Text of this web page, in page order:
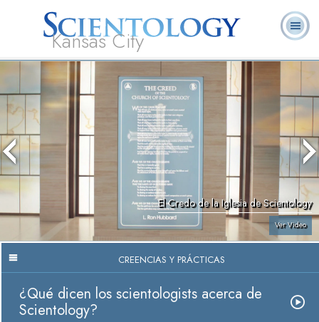
Kansas City
Acerca de
L. Ronald
Hubbard
Scientology?
Preguntas
Frecuentes
El Credo de la Iglesia de Scientology
Ver Video
CREENCIAS Y PRÁCTICAS
¿Qué dicen los scientologists acerca de
Scientology?